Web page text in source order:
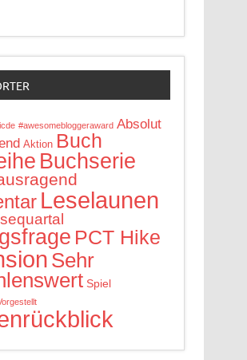
#awesomebloggeraward Absolut
Aktion Buch
Buchserie
Leselaunen
PCT Hike
Sehr
Spiel